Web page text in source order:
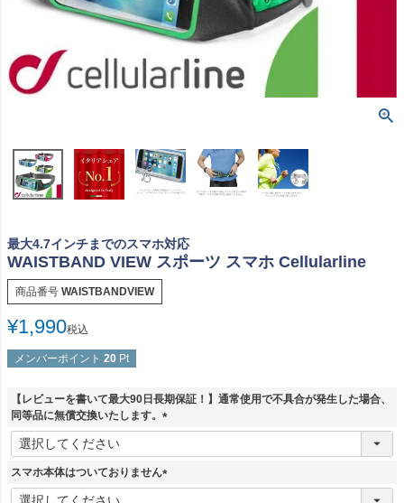
最大4.7インチまでのスマホ対応
WAISTBAND VIEW スポーツ スマホ Cellularline
商品番号 WAISTBANDVIEW
¥1,990税込
メンバーポイント 20 Pt
【レビューを書いて最大90日長期保証！】通常使用で不具合が発生した場合、
同等品に無償交換いたします。
(
須
スマホ本体はついておりません
(